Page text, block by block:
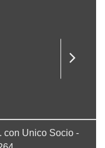
con Unico Socio -